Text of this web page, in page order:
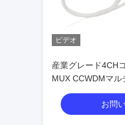
ビデオ
産業グレード4CH
MUX CCWDMマル
イバーリンク向け
お問